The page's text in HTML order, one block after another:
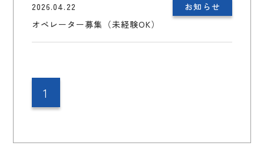
2026.04.22
お知らせ
オペレーター募集（未経験OK）
1